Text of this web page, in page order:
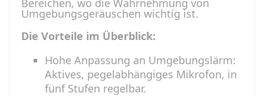
Bereichen, wo die Wahrnehmung von
Umgebungsgeräuschen wichtig ist.
Die Vorteile im Überblick:
Hohe Anpassung an Umgebungslärm:
Aktives, pegelabhängiges Mikrofon, in
fünf Stufen regelbar.